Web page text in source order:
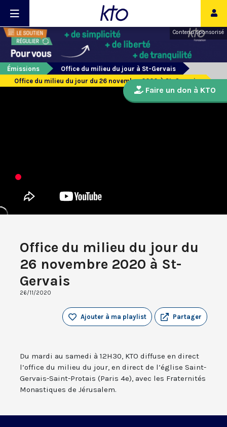
Contenu sponsorisé
Émissions
Office du milieu du jour à St-Gervais
Office du milieu du jour du 26 novembre 2020 à St-Gervais
Office du milieu du jour du
26 novembre 2020 à St-
Gervais
26/11/2020
Partager
Ajouter à ma playlist
Du mardi au samedi à 12H30, KTO diffuse en direct
l’office du milieu du jour, en direct de l’église Saint-
Gervais-Saint-Protais (Paris 4e), avec les Fraternités
Monastiques de Jérusalem.
Faire un don à KTO